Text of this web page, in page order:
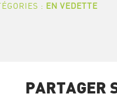
: EN VEDETTE
PARTAGER